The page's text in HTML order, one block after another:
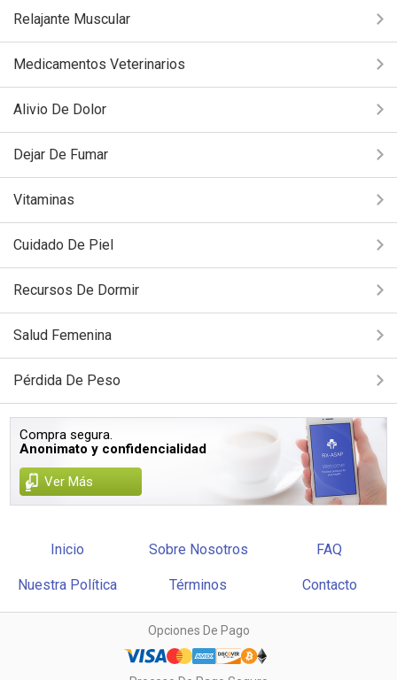
Relajante Muscular
Medicamentos Veterinarios
Alivio De Dolor
Dejar De Fumar
Vitaminas
Cuidado De Piel
Recursos De Dormir
Salud Femenina
Pérdida De Peso
Compra segura.
Anonimato y confidencialidad
Ver Más
Inicio Sobre Nosotros FAQ
Nuestra Política Términos Contacto
Opciones De Pago